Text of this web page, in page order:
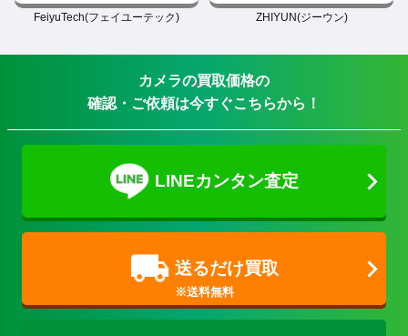
FeiyuTech(フェイユーテック) ZHIYUN(ジーウン)
カメラの買取価格の
確認・ご依頼は今すぐこちらから！
LINEカンタン査定
送るだけ買取